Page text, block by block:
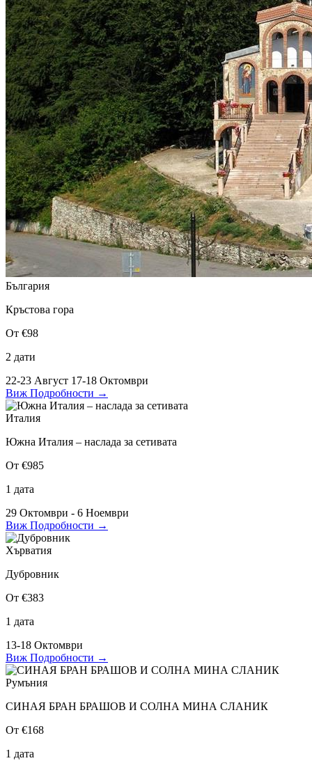
България
Кръстова гора
От €98
2 дати
22-23 Август 17-18 Октомври
Виж Подробности →
Италия
Южна Италия – наслада за сетивата
От €985
1 дата
29 Октомври - 6 Ноември
Виж Подробности →
Хърватия
Дубровник
От €383
1 дата
13-18 Октомври
Виж Подробности →
Румъния
СИНАЯ БРАН БРАШОВ И СОЛНА МИНА СЛАНИК
От €168
1 дата